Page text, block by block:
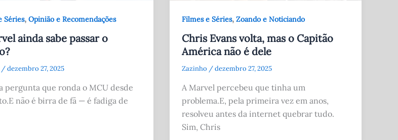
Séries, Opinião e Recomendações
ainda sabe passar o
/dezembro 27, 2025
pergunta que ronda o MCU desde
não é birra de fã — é fadiga de
Filmes e Séries,Zoando e Noticiando
Chris Evans volta, mas o Capitão
América não é dele
Zazinho /dezembro 27, 2025
A Marvel percebeu que tinha um
problema.E, pela primeira vez em anos,
resolveu antes da internet quebrar tudo.
Sim, Chris